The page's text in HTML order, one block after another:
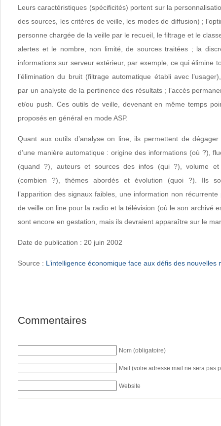
Leurs caractéristiques (spécificités) portent sur la
des sources, les critères de veille, les modes de diffusion) ;
personne chargée de la veille par le recueil, le filtrage et le
alertes et le nombre, non limité, de sources traitées ; la
informations sur serveur extérieur, par exemple, ce qui élimine
l’élimination du bruit (filtrage automatique établi avec
par un analyste de la pertinence des résultats ; l’accès
et/ou push. Ces outils de veille, devenant en même temps
proposés en général en mode ASP.
Quant aux outils d’analyse on line, ils permettent de
d’une manière automatique : origine des informations (où ?),
(quand ?), auteurs et sources des infos (qui ?), volume et
(combien ?), thèmes abordés et évolution (quoi ?). Ils
l’apparition des signaux faibles, une information non
de veille on line pour la radio et la télévision (où le son archivé
sont encore en gestation, mais ils devraient apparaître sur le
Date de publication : 20 juin 2002
Source : L’intelligence économique face aux défis des nouvelles
Commentaires
Nom (obligatoire)
Mail (votre adresse mail ne sera pas
Website